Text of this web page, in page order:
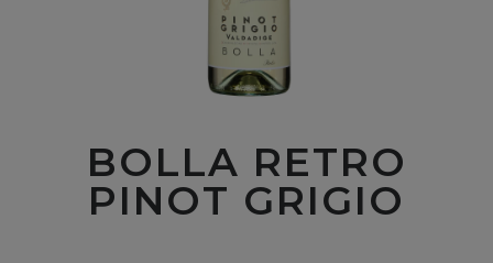
BOLLA RETRO
PINOT GRIGIO